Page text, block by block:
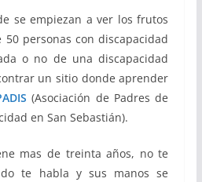
se empiezan a ver los frutos
personas con discapacidad
o no de una discapacidad
un sitio donde aprender
(Asociación de Padres de
en San Sebastián).
mas de treinta años, no te
te habla y sus manos se